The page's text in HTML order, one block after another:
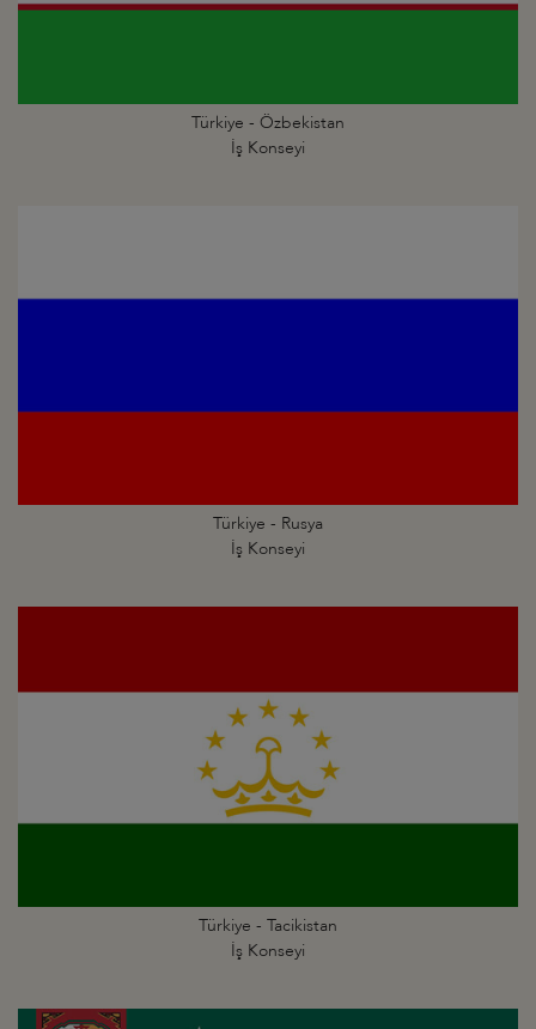
Türkiye - Özbekistan
İş Konseyi
Türkiye - Rusya
İş Konseyi
Türkiye - Tacikistan
İş Konseyi